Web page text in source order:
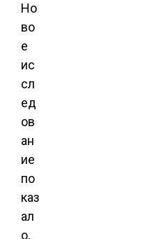
Но
во
е
ис
сл
ед
ов
ан
ие
по
каз
ал
о,